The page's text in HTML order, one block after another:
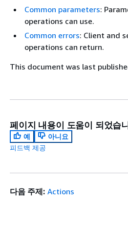
Common parameters:
operations can use.
Common errors: Client and
operations can return.
This document was last
페이지 내용이 도움이 되었습
예
아니요
피드백 제공
다음 주제: Actions